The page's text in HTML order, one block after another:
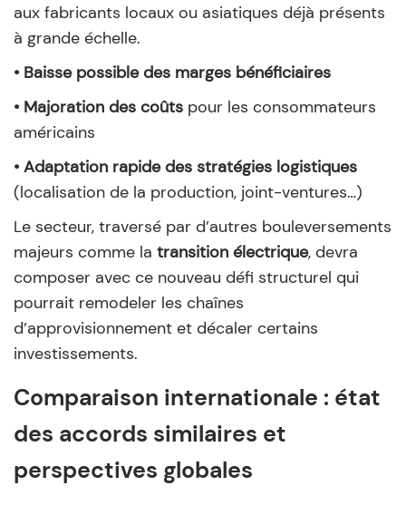
aux fabricants locaux ou asiatiques déjà présents
à grande échelle.
• Baisse possible des marges bénéficiaires
• Majoration des coûts pour les consommateurs
américains
• Adaptation rapide des stratégies logistiques
(localisation de la production, joint-ventures…)
Le secteur, traversé par d’autres bouleversements
majeurs comme la transition électrique, devra
composer avec ce nouveau défi structurel qui
pourrait remodeler les chaînes
d’approvisionnement et décaler certains
investissements.
Comparaison internationale : état
des accords similaires et
perspectives globales